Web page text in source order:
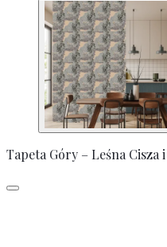
Tapeta Góry – Leśna